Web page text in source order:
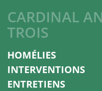
CARDINAL
TROIS
HOMÉLIES
INTERVENTIONS
ENTRETIENS